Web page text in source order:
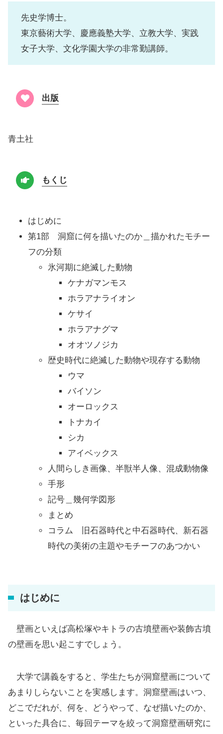
先史学博士。
東京藝術大学、慶應義塾大学、立教大学、実践
女子大学、文化学園大学の非常勤講師。
出版
青土社
もくじ
はじめに
第1部 洞窟に何を描いたのか＿描かれたモチー
フの分類
氷河期に絶滅した動物
ケナガマンモス
ホラアナライオン
ケサイ
ホラアナグマ
オオツノジカ
歴史時代に絶滅した動物や現存する動物
ウマ
バイソン
オーロックス
トナカイ
シカ
アイベックス
人間らしき画像、半獣半人像、混成動物像
手形
記号＿幾何学図形
まとめ
コラム 旧石器時代と中石器時代、新石器
時代の美術の主題やモチーフのあつかい
はじめに
壁画といえば高松塚やキトラの古墳壁画や装飾古墳
の壁画を思い起こすでしょう。
大学で講義をすると、学生たちが洞窟壁画について
あまりしらないことを実感します。洞窟壁画はいつ、
どこでだれが、何を、どうやって、なぜ描いたのか、
といった具合に、毎回テーマを絞って洞窟壁画研究に